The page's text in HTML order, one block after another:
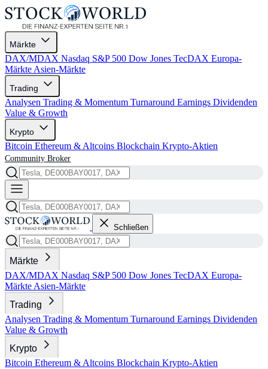
Märkte
DAX/MDAX Nasdaq S&P 500 Dow Jones TecDAX Europa-
Märkte Asien-Märkte
Trading
Analysen Trading & Momentum Turnaround Earnings Dividenden
Value & Growth
Krypto
Bitcoin Ethereum & Altcoins Blockchain Krypto-Aktien
Community Broker
Schließen
Märkte
DAX/MDAX Nasdaq S&P 500 Dow Jones TecDAX Europa-
Märkte Asien-Märkte
Trading
Analysen Trading & Momentum Turnaround Earnings Dividenden
Value & Growth
Krypto
Bitcoin Ethereum & Altcoins Blockchain Krypto-Aktien